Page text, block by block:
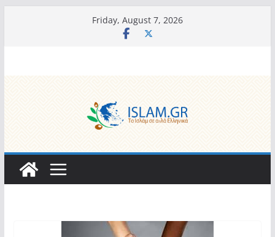
Friday, August 7, 2026